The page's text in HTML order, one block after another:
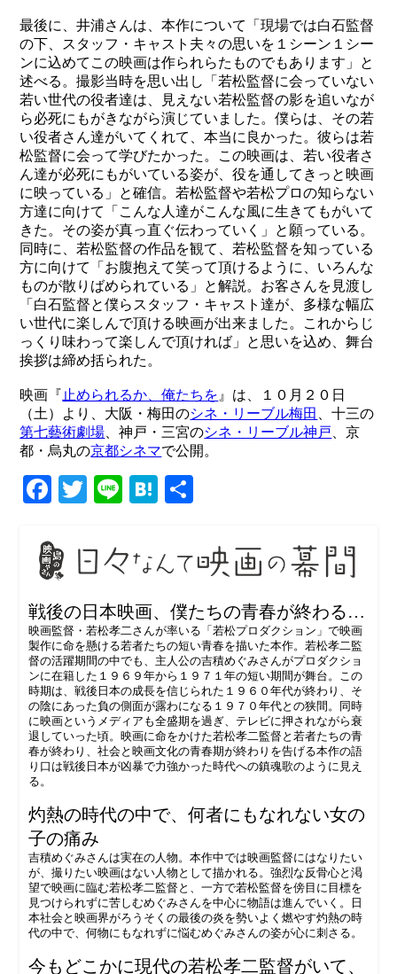
最後に、井浦さんは、本作について「現場では白石監督
の下、スタッフ・キャスト夫々の思いを１シーン１シー
ンに込めてこの映画は作られらたものでもあります」と
述べる。撮影当時を思い出し「若松監督に会っていない
若い世代の役者達は、見えない若松監督の影を追いなが
ら必死にもがきながら演じていました。僕らは、その若
い役者さん達がいてくれて、本当に良かった。彼らは若
松監督に会って学びたかった。この映画は、若い役者さ
ん達が必死にもがいている姿が、役を通してきっと映画
に映っている」と確信。若松監督や若松プロの知らない
方達に向けて「こんな人達がこんな風に生きてもがいて
きた。その姿が真っ直ぐ伝わっていく」と願っている。
同時に、若松監督の作品を観て、若松監督を知っている
方に向けて「お腹抱えて笑って頂けるように、いろんな
ものが散りばめられている」と解説。お客さんを見渡し
「白石監督と僕らスタッフ・キャスト達が、多様な幅広
い世代に楽しんで頂ける映画が出来ました。これからじ
っくり味わって楽しんで頂ければ」と思いを込め、舞台
挨拶は締め括られた。
映画『 止められるか、俺たちを 』は、１０月２０日
（土）より、大阪・梅田のシネ・リーブル梅田
、十三の
第七藝術劇場 、神戸・三宮のシネ・リーブル神戸 、京
都・烏丸の京都シネマで公開。
Facebook
TwitterLineHatena
戦後の日本映画、僕たちの青春が終わる…
映画監督・若松孝二さんが率いる「若松プロダクション」で映画
製作に命を懸ける若者たちの短い青春を描いた本作。若松孝二監
督の活躍期間の中でも、主人公の吉積めぐみさんがプロダクショ
ンに在籍した１９６９年から１９７１年の短い期間が舞台。この
時期は、戦後日本の成長を信じられた１９６０年代が終わり、そ
の陰にあった負の側面が露わになる１９７０年代との狭間。同時
に映画というメディアも全盛期を過ぎ、テレビに押されながら衰
退していった頃。映画に命をかけた若松孝二監督と若者たちの青
春が終わり、社会と映画文化の青春期が終わりを告げる本作の語
り口は戦後日本が凶暴で力強かった時代への鎮魂歌のように見え
る。
灼熱の時代の中で、何者にもなれない女の
子の痛み
吉積めぐみさんは実在の人物。本作中では映画監督にはなりたい
が、撮りたい映画はない人物として描かれる。強烈な反骨心と渇
望で映画に臨む若松孝二監督と、一方で若松監督を傍目に目標を
見つけられずに苦しむめぐみさんを中心に物語は進んでいく。日
本社会と映画界がろうそくの最後の炎を勢いよく燃やす灼熱の時
代の中で、何物にもなれずに悩むめぐみさんの姿が心に刺さる。
今もどこかに現代の若松孝二監督がいて、